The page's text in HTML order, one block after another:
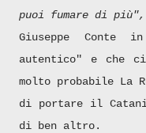
puoi fumare di più",
Giuseppe Conte
autentico" e che
molto probabile La
di portare il
di ben altro.